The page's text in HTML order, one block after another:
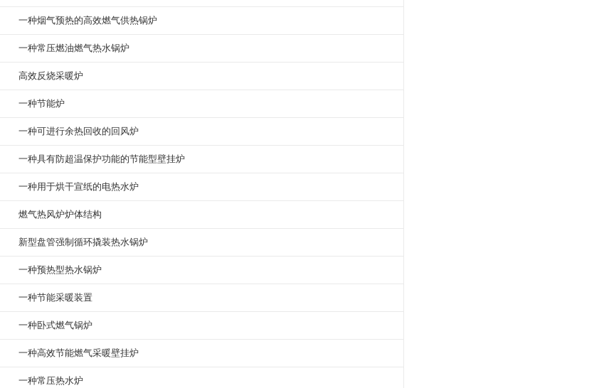
一种烟气预热的高效燃气供热锅炉
一种常压燃油燃气热水锅炉
高效反烧采暖炉
一种节能炉
一种可进行余热回收的回风炉
一种具有防超温保护功能的节能型壁挂炉
一种用于烘干宣纸的电热水炉
燃气热风炉炉体结构
新型盘管强制循环撬装热水锅炉
一种预热型热水锅炉
一种节能采暖装置
一种卧式燃气锅炉
一种高效节能燃气采暖壁挂炉
一种常压热水炉